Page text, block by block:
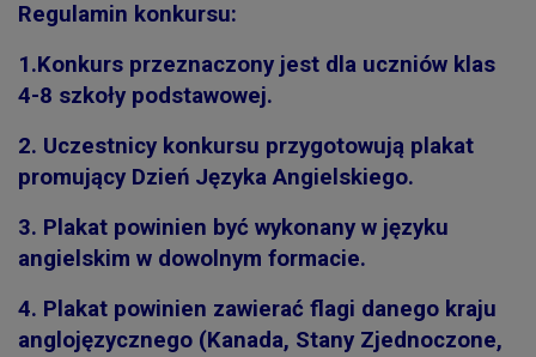
Regulamin konkursu:
1.Konkurs przeznaczony jest dla uczniów klas
4-8 szkoły podstawowej.
2. Uczestnicy konkursu przygotowują plakat
promujący Dzień Języka Angielskiego.
3. Plakat powinien być wykonany w języku
angielskim w dowolnym formacie.
4. Plakat powinien zawierać flagi danego kraju
anglojęzycznego (Kanada, Stany Zjednoczone,